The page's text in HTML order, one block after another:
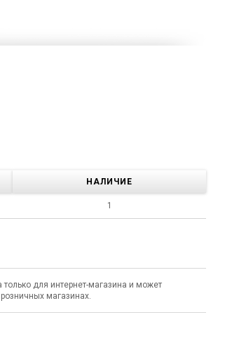
НАЛИЧИЕ
1
только для интернет-магазина и может
магазинах.